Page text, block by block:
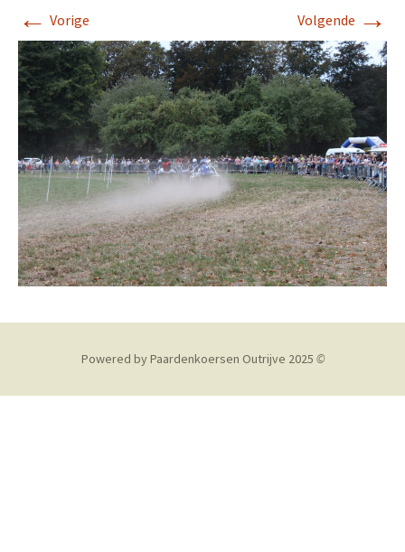
← Vorige Volgende →
Powered by Paardenkoersen Outrijve 2025 ©